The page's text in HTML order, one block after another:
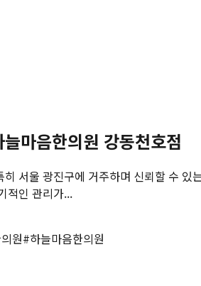
마음한의원 강동천호점
서울 광진구에 거주하며 신뢰할 수
적인 관리가...
원#하늘마음한의원